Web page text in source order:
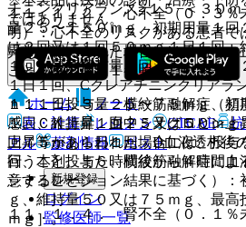
１１．１．２． 心不全（０．３％
明）：心不全のリスクがある患者で
異常が認められた場合には投与を中
こと〔９．１．１参照〕。
１１．１．３． 横紋筋融解症（頻
感、ＣＫ上昇、血中ミオグロビン上
上昇等があらわれた場合には、投与
行うこと。また、横紋筋融解症によ
意すること。
１１．１．４． 腎不全（０．１％
チニンクリアランス≧１５−＜３０
量２５〜１５０ｍｇ、初期用量１回
は２回又は１回５０ｍｇ１日１回、
１回、最高投与量１回７５ｍｇ１日
１日１回、Cクレアチニンクリアラ
ｎ：１日投与量２５〜７５ｍｇ、初
１回、維持量１回２５又は５０ｍｇ
回７５ｍｇ１日１回、D血液透析後
回、本剤投与６時間後から４時間血
シミュレーション結果に基づく）：
ｇ、維持量５０又は７５ｍｇ、最高
ｍｇ］。
ではありません。
ホーム
ノート
表・計算
レジメン CTCAE
アル
薬剤情報 ポスト
新規登録
ログイン
監修医師一覧